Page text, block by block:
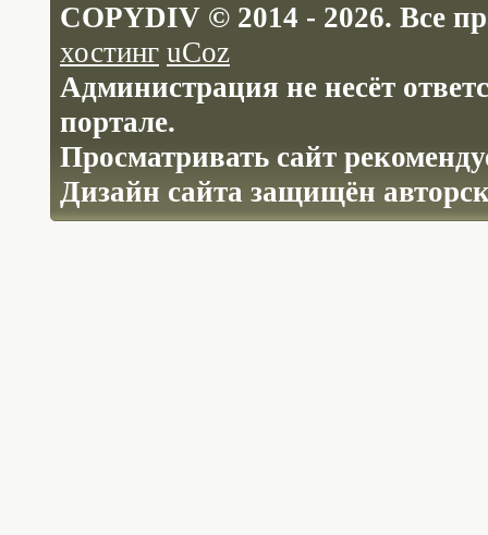
COPYDIV © 2014 - 2026. Все
хостинг uCoz
Администрация не несёт
портале.
Просматривать сайт
Дизайн сайта защищён